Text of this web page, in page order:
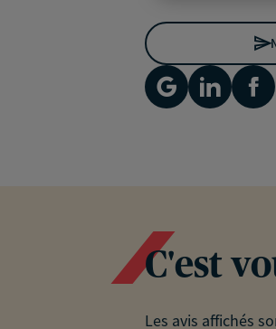
C'est
Les avis affichés